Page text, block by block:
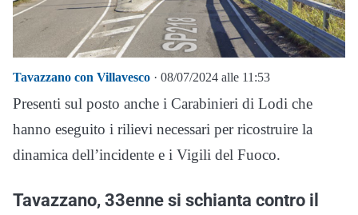
Tavazzano con Villavesco · 08/07/2024 alle 11:53
Presenti sul posto anche i Carabinieri di Lodi che
hanno eseguito i rilievi necessari per ricostruire la
dinamica dell’incidente e i Vigili del Fuoco.
Tavazzano, 33enne si schianta contro il